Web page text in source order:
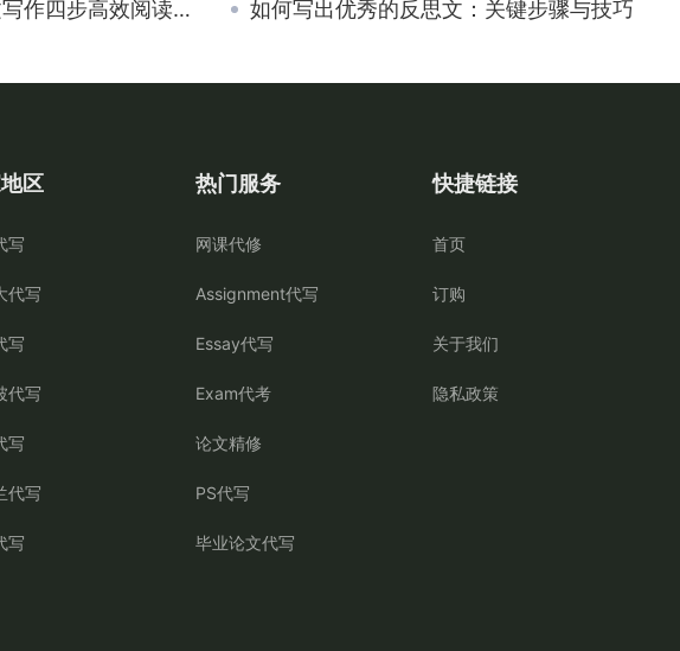
四步高效阅读文献 如何写出优秀的反思文：关键步骤与技巧
区
写
代写
写
代写
写
代写
写
热门服务
网课代修
Assignment代写
Essay代写
Exam代考
论文精修
PS代写
毕业论文代写
快捷链接
首页
订购
关于我们
隐私政策